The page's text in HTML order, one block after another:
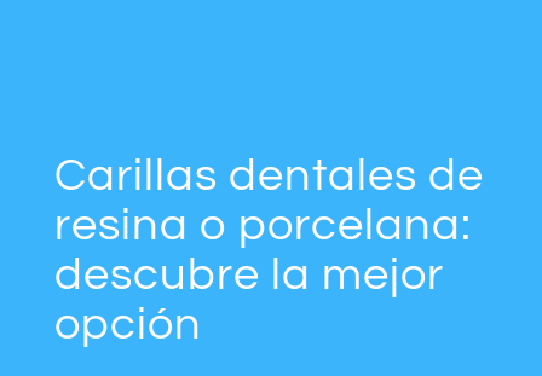
Carillas dentales de
resina o porcelana:
descubre la mejor
opción